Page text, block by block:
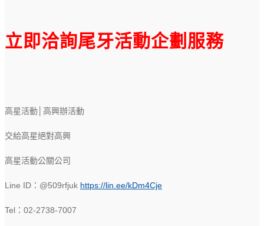
立即洽詢尾牙活動企劃服務
高星活動│高興辦活動
交給高星絕對高興
高星活動公關公司
Line ID：@509rfjuk https://lin.ee/kDm4Cje
Tel：02-2738-7007